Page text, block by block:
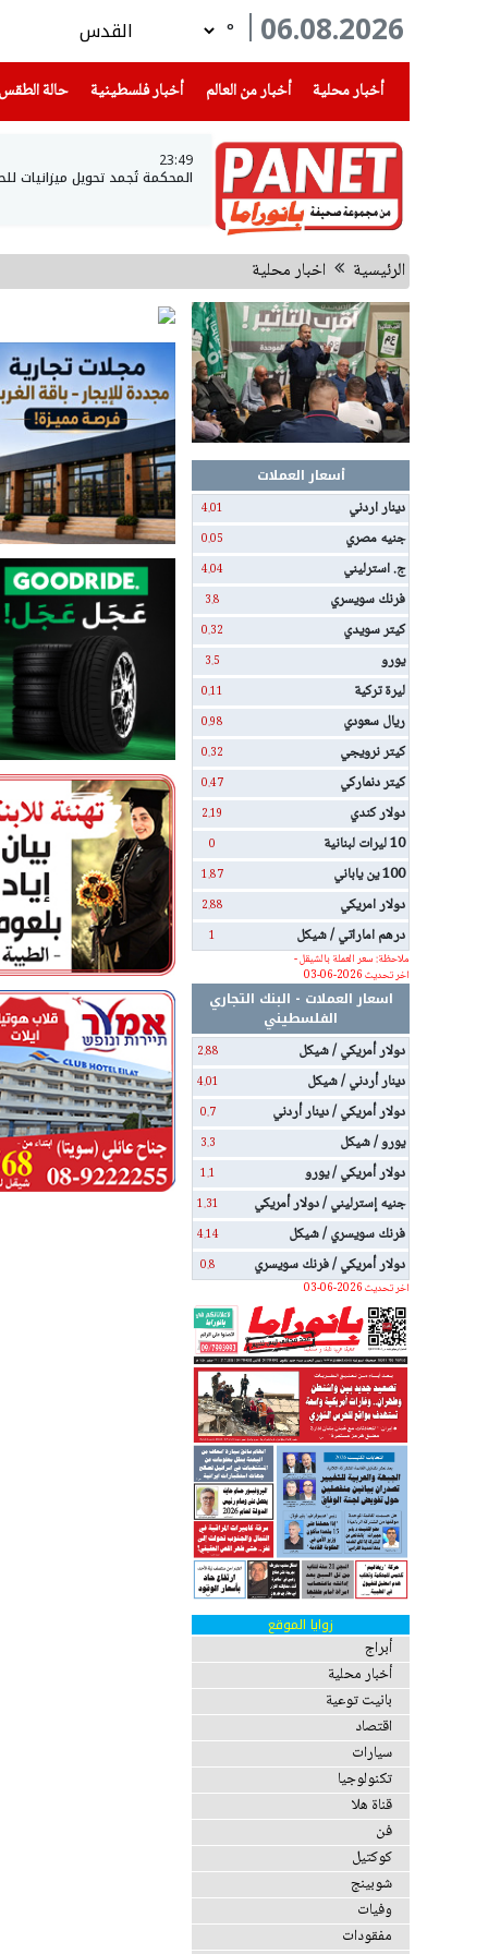
06.08.2026
°
أخبار محلية
(current) أخبار من العالم أخبار فلسطينية(current) حالة الطقس
23:49
المحكمة تُجمد تحويل ميزانيات
الرئيسية اخبار محلية
أسعار العملات
دينار اردني
4.01
جنيه مصري 0.05
ج. استرليني 4.04
فرنك سويسري 3.8
كيتر سويدي 0.32
يورو 3.5
ليرة تركية 0.11
ريال سعودي 0.98
كيتر نرويجي 0.32
كيتر دنماركي 0.47
دولار كندي 2.19
10 ليرات لبنانية 0
100 ين ياباني 1.87
دولار امريكي 2.88
درهم اماراتي / شيكل
1
ملاحظة: سعر العملة بالشيقل -
اخر تحديث 2026-06-03
اسعار العملات - البنك التجاري
الفلسطيني
دولار أمريكي / شيكل
2.88
دينار أردني / شيكل 4.01
دولار أمريكي / دينار أردني 0.7
يورو / شيكل 3.3
دولار أمريكي / يورو 1.1
جنيه إسترليني / دولار أمريكي 1.31
فرنك سويسري / شيكل 4.14
دولار أمريكي / فرنك سويسري
0.8
اخر تحديث 2026-06-03
زوايا الموقع
أبراج
أخبار محلية
بانيت توعية
اقتصاد
سيارات
تكنولوجيا
قناة هلا
فن
كوكتيل
شوبينج
وفيات
مفقودات